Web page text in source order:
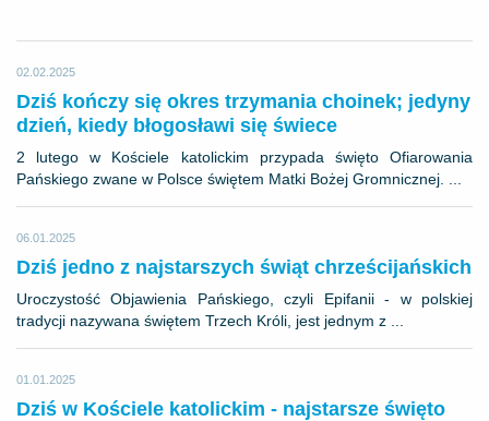
02.02.2025
Dziś kończy się okres trzymania choinek; jedyny
dzień, kiedy błogosławi się świece
2 lutego w Kościele katolickim przypada święto Ofiarowania
Pańskiego zwane w Polsce świętem Matki Bożej Gromnicznej. ...
06.01.2025
Dziś jedno z najstarszych świąt chrześcijańskich
Uroczystość Objawienia Pańskiego, czyli Epifanii - w polskiej
tradycji nazywana świętem Trzech Króli, jest jednym z ...
01.01.2025
Dziś w Kościele katolickim - najstarsze święto